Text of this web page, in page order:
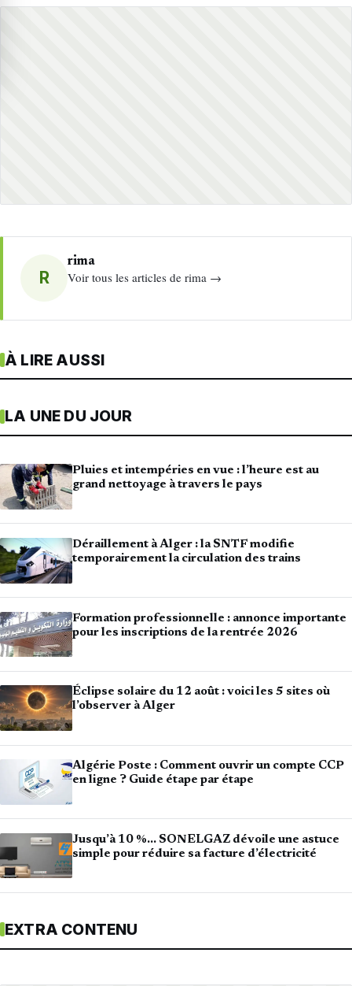
R
rima
Voir tous les articles de rima →
À LIRE AUSSI
LA UNE DU JOUR
Pluies et intempéries en vue : l’heure est au
grand nettoyage à travers le pays
Déraillement à Alger : la SNTF modifie
temporairement la circulation des trains
Formation professionnelle : annonce importante
pour les inscriptions de la rentrée 2026
Éclipse solaire du 12 août : voici les 5 sites où
l’observer à Alger
Algérie Poste : Comment ouvrir un compte CCP
en ligne ? Guide étape par étape
Jusqu’à 10 %… SONELGAZ dévoile une astuce
simple pour réduire sa facture d’électricité
EXTRA CONTENU